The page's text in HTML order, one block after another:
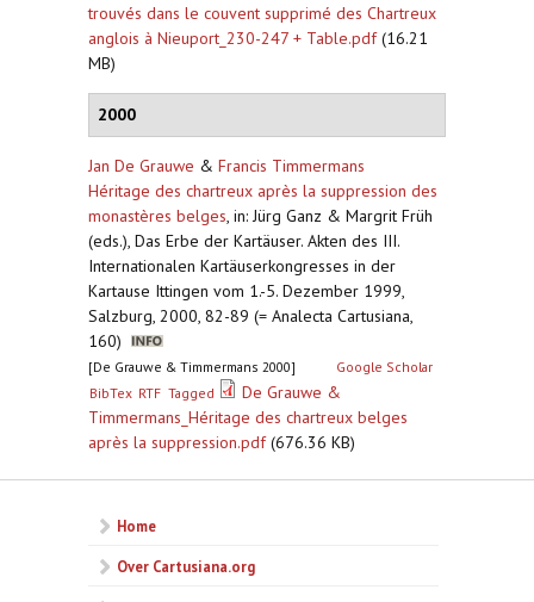
trouvés dans le couvent supprimé des Chartreux
anglois à Nieuport_230-247 + Table.pdf(16.21
MB)
2000
Jan De Grauwe & Francis Timmermans
Héritage des chartreux après la suppression des
monastères belges, in: Jürg Ganz & Margrit Früh
(eds.), Das Erbe der Kartäuser. Akten des III.
Internationalen Kartäuserkongresses in der
Kartause Ittingen vom 1.-5. Dezember 1999,
Salzburg, 2000, 82-89 (= Analecta Cartusiana,
160)
[De Grauwe & Timmermans 2000]
Google Scholar
BibTex RTF Tagged
De Grauwe &
Timmermans_Héritage des chartreux belges
après la suppression.pdf(676.36 KB)
Home
Over Cartusiana.org